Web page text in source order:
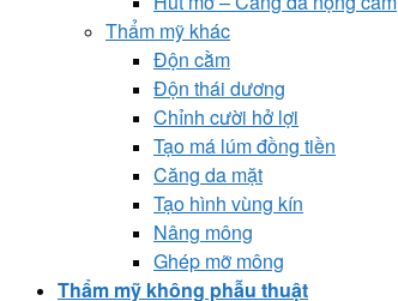
Thẩm mỹ khác
Độn cằm
Độn thái dương
Chỉnh cười hở lợi
Tạo má lúm đồng tiền
Căng da mặt
Tạo hình vùng kín
Nâng mông
Ghép mỡ mông
Thẩm mỹ không phẫu thuật